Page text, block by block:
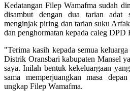
Kedatangan Filep Wamafma sudah
disambut dengan dua tarian adat
menginjak piring dan tarian suku
dan penghormatan kepada caleg
"Terima kasih kepada semua
Distrik Oransbari kabupaten Mansel
saya. Inilah bentuk kekeluargaan
sama memperjuangkan masa
ungkap Filep Wamafma.